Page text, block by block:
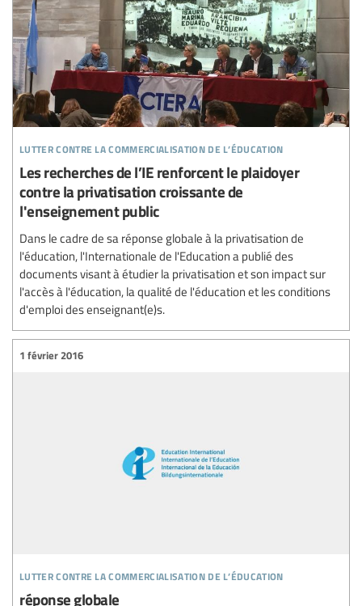
lutter contre la commercialisation de l’éducation
Les recherches de l’IE renforcent le plaidoyer
contre la privatisation croissante de
l'enseignement public
Dans le cadre de sa réponse globale à la privatisation de
l'éducation, l'Internationale de l'Education a publié des
documents visant à étudier la privatisation et son impact sur
l'accès à l'éducation, la qualité de l'éducation et les conditions
d'emploi des enseignant(e)s.
lutter contre la commercialisation de l’éducation
1 février 2016
réponse globale